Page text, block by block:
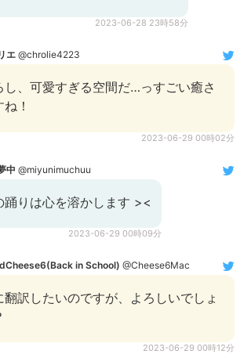
2023-06-28 23時58分
エ @chrolie4223
し、可愛すぎる空間だ…っすごい癒さ
！
2023-06-29 00時02分
中 @miyunimuchuu
踊りは心を溶かします ><
2023-06-29 00時09分
in School) @Cheese6Mac
翻訳したいのですが、よろしいでしょ
2023-06-29 00時12分